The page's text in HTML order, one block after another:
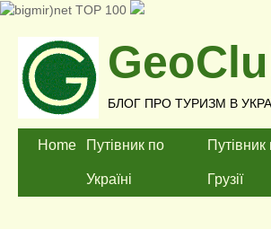
БЛОГ ПРО ТУРИЗМ В
Home Путівник по
Україні
Путівник
Грузії